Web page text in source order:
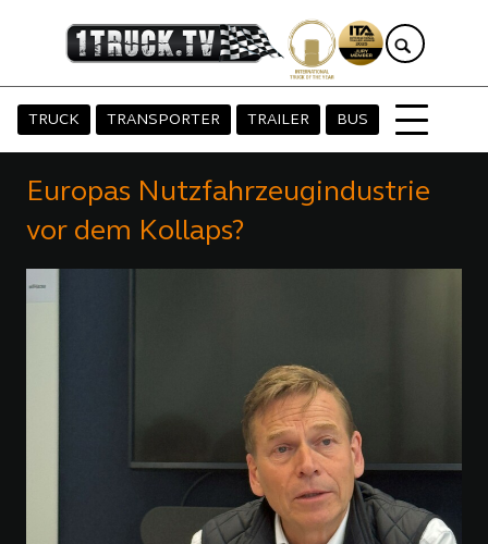
TRUCK TRANSPORTER TRAILER BUS
Europas Nutzfahrzeugindustrie
vor dem Kollaps?